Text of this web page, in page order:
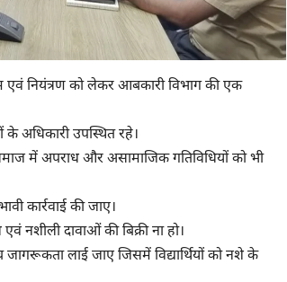
एवं नियंत्रण को लेकर आबकारी विभाग की एक
के अधिकारी उपस्थित रहे।
में अपराध और असामाजिक गतिविधियों को भी
कार्रवाई की जाए।
नशीली दावाओं की बिक्री ना हो।
लाई जाए जिसमें विद्यार्थियों को नशे के